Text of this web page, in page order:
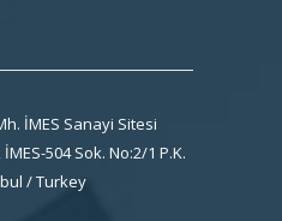
İMES Sanayi Sitesi
504 Sok. No:2/1 P.K.
/ Turkey